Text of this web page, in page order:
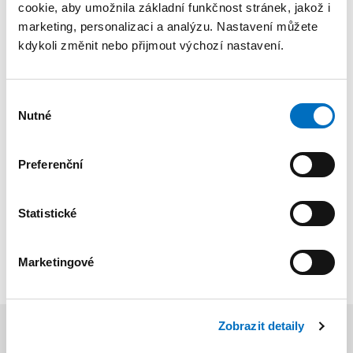
cookie, aby umožnila základní funkčnost stránek, jakož i
marketing, personalizaci a analýzu. Nastavení můžete
kdykoli změnit nebo přijmout výchozí nastavení.
souhlasu
Nutné
Preferenční
Statistické
Marketingové
Zobrazit detaily